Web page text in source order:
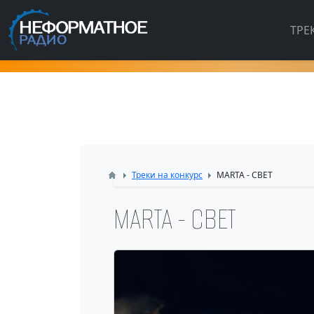
Треки на конкурс MARTA - СВЕТ
MARTA - СВЕТ